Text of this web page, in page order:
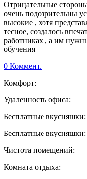
Отрицательные
очень подозрительны
высокие , хотя
тесное, создалось
работниках , а им
обучения
0 Коммент.
Комфорт:
Удаленность офиса:
Бесплатные вкусняшки:
Бесплатные вкусняшки:
Чистота помещений:
Комната отдыха: